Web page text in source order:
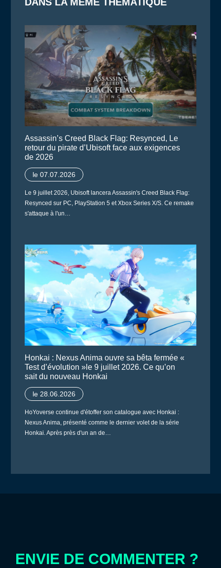
Assassin’s Creed Black Flag: Resynced, Le
retour du pirate d’Ubisoft face aux exigences
de 2026
le 07.07.2026
Le 9 juillet 2026, Ubisoft lancera Assassin's Creed Black Flag:
Resynced sur PC, PlayStation 5 et Xbox Series X/S. Ce remake
s'attaque à l'un…
Honkai : Nexus Anima ouvre sa bêta fermée «
Test d’évolution »le 9 juillet 2026. Ce qu’on
sait du nouveau Honkai
le 28.06.2026
HoYoverse continue d'étoffer son catalogue avec Honkai :
Nexus Anima, présenté comme le dernier volet de la série
Honkai. Après près d'un an de…
ENVIE DE COMMENTER ?